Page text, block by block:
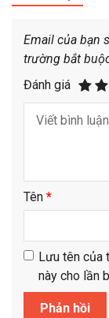
Email của bạn
trường bắt
Đánh giá
Tên *
Lưu tên của
này cho lần